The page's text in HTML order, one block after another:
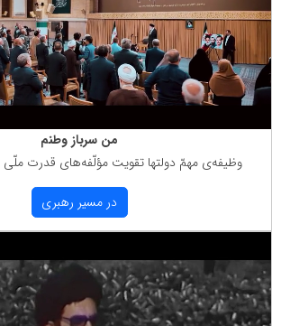
من سرباز وطنم
وظیفه‌ی مهمّ دولتها تقویت مؤلّفه‌های قدرت
در مسیر رهبری